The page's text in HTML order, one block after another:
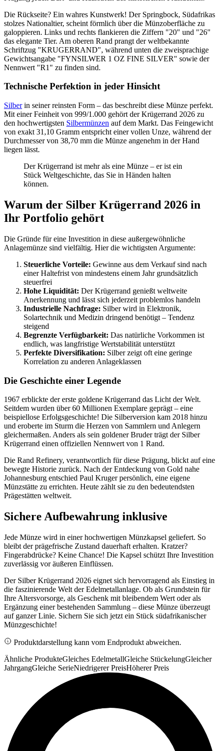
Die Rückseite? Ein wahres Kunstwerk! Der Springbock, Südafrikas
stolzes Nationaltier, scheint förmlich über die Münzoberfläche zu
galoppieren. Links und rechts flankieren die Ziffern "20" und "26"
das elegante Tier. Am oberen Rand prangt der weltbekannte
Schriftzug "KRUGERRAND", während unten die zweisprachige
Gewichtsangabe "FYNSILWER 1 OZ FINE SILVER" sowie der
Nennwert "R1" zu finden sind.
Technische Perfektion in jeder Hinsicht
Silberin seiner reinsten Form – das beschreibt diese Münze perfekt.
Mit einer Feinheit von 999/1.000 gehört der Krügerrand 2026 zu
den hochwertigsten Silbermünzen auf dem Markt. Das Feingewicht
von exakt 31,10 Gramm entspricht einer vollen Unze, während der
Durchmesser von 38,70 mm die Münze angenehm in der Hand
liegen lässt.
Der Krügerrand ist mehr als eine Münze – er ist ein
Stück Weltgeschichte, das Sie in Händen halten
können.
Warum der Silber Krügerrand 2026 in
Ihr Portfolio gehört
Die Gründe für eine Investition in diese außergewöhnliche
Anlagemünze sind vielfältig. Hier die wichtigsten Argumente:
Steuerliche Vorteile: Gewinne aus dem Verkauf sind nach
einer Haltefrist von mindestens einem Jahr grundsätzlich
steuerfrei
Hohe Liquidität: Der Krügerrand genießt weltweite
Anerkennung und lässt sich jederzeit problemlos handeln
Industrielle Nachfrage: Silber wird in Elektronik,
Solartechnik und Medizin dringend benötigt – Tendenz
steigend
Begrenzte Verfügbarkeit: Das natürliche Vorkommen ist
endlich, was langfristige Wertstabilität unterstützt
Perfekte Diversifikation: Silber zeigt oft eine geringe
Korrelation zu anderen Anlageklassen
Die Geschichte einer Legende
1967 erblickte der erste goldene Krügerrand das Licht der Welt.
Seitdem wurden über 60 Millionen Exemplare geprägt – eine
beispiellose Erfolgsgeschichte! Die Silberversion kam 2018 hinzu
und eroberte im Sturm die Herzen von Sammlern und Anlegern
gleichermaßen. Anders als sein goldener Bruder trägt der Silber
Krügerrand einen offiziellen Nennwert von 1 Rand.
Die Rand Refinery, verantwortlich für diese Prägung, blickt auf eine
bewegte Historie zurück. Nach der Entdeckung von Gold nahe
Johannesburg entschied Paul Kruger persönlich, eine eigene
Münzstätte zu errichten. Heute zählt sie zu den bedeutendsten
Prägestätten weltweit.
Sichere Aufbewahrung inklusive
Jede Münze wird in einer hochwertigen Münzkapsel geliefert. So
bleibt der prägefrische Zustand dauerhaft erhalten. Kratzer?
Fingerabdrücke? Keine Chance! Die Kapsel schützt Ihre Investition
zuverlässig vor äußeren Einflüssen.
Der Silber Krügerrand 2026 eignet sich hervorragend als Einstieg in
die faszinierende Welt der Edelmetallanlage. Ob als Grundstein für
Ihre Altersvorsorge, als Geschenk mit bleibendem Wert oder als
Ergänzung einer bestehenden Sammlung – diese Münze überzeugt
auf ganzer Linie. Sichern Sie sich jetzt ein Stück südafrikanischer
Münzgeschichte!
Produktdarstellung kann vom Endprodukt abweichen.
Ähnliche ProdukteGleiches EdelmetallGleiche StückelungGleicher
JahrgangGleiche SerieNiedrigerer PreisHöherer Preis